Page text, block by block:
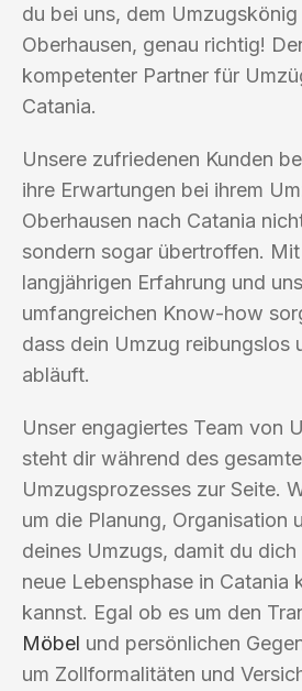
du bei uns, dem Umzugskönig
Oberhausen, genau richtig!
kompetenter Partner für
Catania.
Unsere zufriedenen Kunden
ihre Erwartungen bei ihrem
Oberhausen nach Catania
sondern sogar übertroffen.
langjährigen Erfahrung und
umfangreichen Know-how
dass dein Umzug reibungslos
abläuft.
Unser engagiertes Team von
steht dir während des
Umzugsprozesses zur Seite.
um die Planung, Organisation
deines Umzugs, damit du
neue Lebensphase in Catania
kannst. Egal ob es um den
Möbel und persönlichen
um Zollformalitäten und